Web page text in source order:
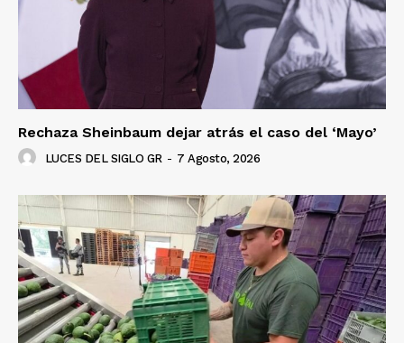
Rechaza Sheinbaum dejar atrás el caso del ‘Mayo’
LUCES DEL SIGLO GR - 7 Agosto, 2026